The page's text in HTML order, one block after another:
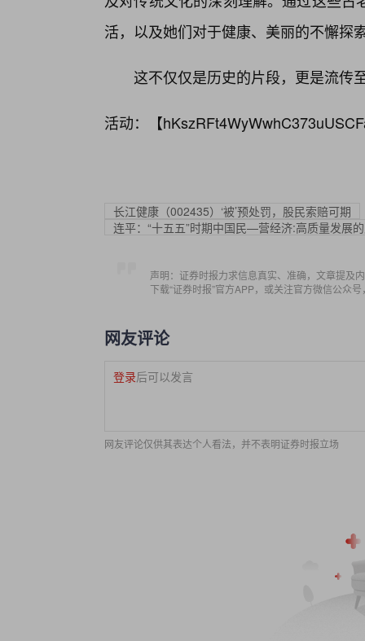
活，以及她们对于健康、美丽的不懈探
这不仅仅是历史的片段，更是流传
活动：【
长江健康（002435）‘被’预处罚，股民索赔可期
连平：“十五五”时期中国民—营经济:高质量发展
声明：证券时报力求信息真实、准确，文章提及
下载“证券时报”官方APP，或关注官方微信公众
网友评论
登录后可以发言
网友评论仅供其表达个人看法，并不表明证券时报立场